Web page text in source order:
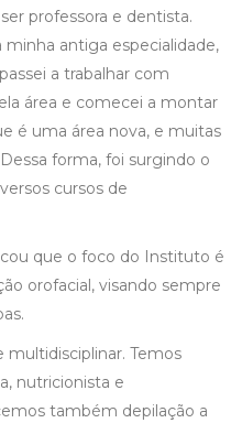
professora e dentista.
antiga especialidade,
a trabalhar com
área e comecei a montar
é uma área nova, e muitas
forma, foi surgindo o
cursos de
que o foco do Instituto é
orofacial, visando sempre
multidisciplinar. Temos
nutricionista e
também depilação a